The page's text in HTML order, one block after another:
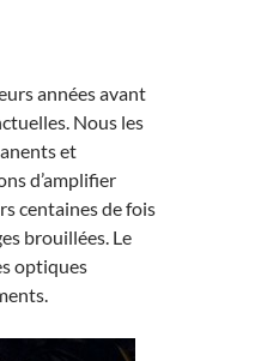
années avant
Nous les
et
d’amplifier
centaines de fois
brouillées. Le
optiques